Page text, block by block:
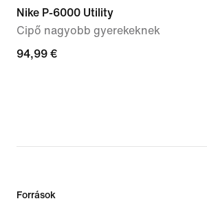
Nike P-6000 Utility
Cipő nagyobb gyerekeknek
94,99
94,99 €
Források